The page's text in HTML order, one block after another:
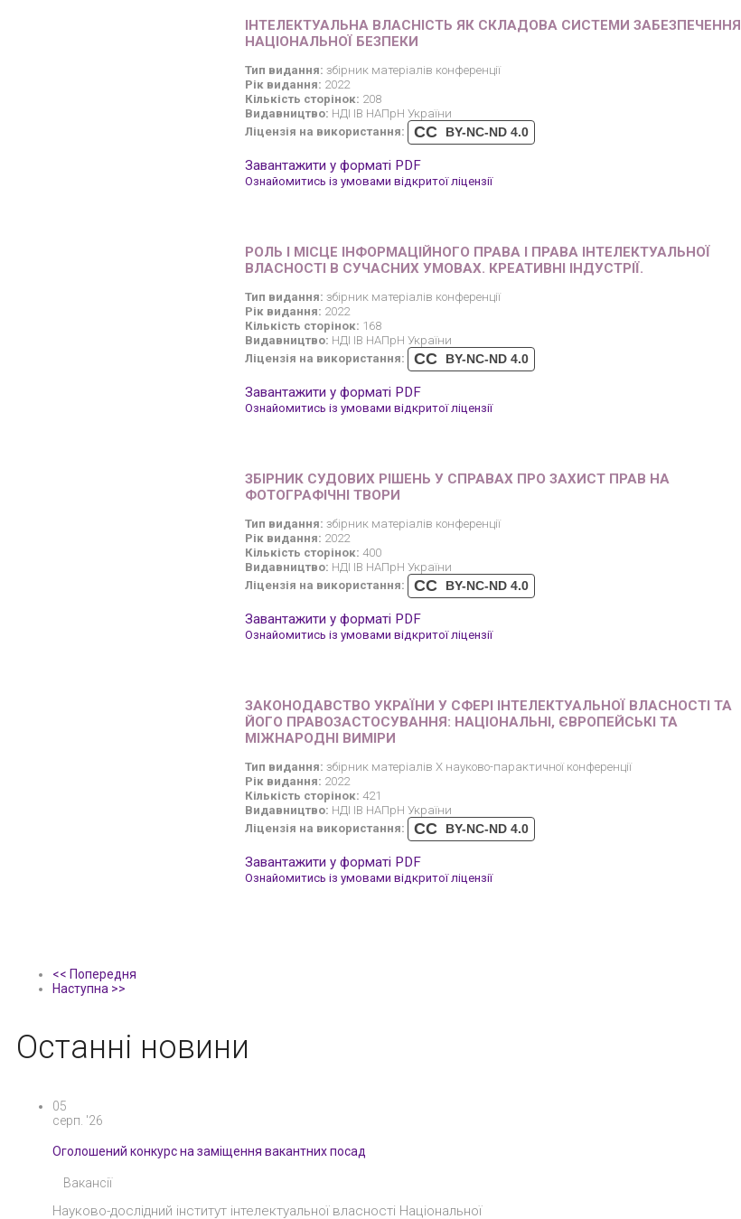
ІНТЕЛЕКТУАЛЬНА ВЛАСНІСТЬ ЯК СКЛАДОВА СИСТЕМИ ЗАБЕЗПЕЧЕННЯ
НАЦІОНАЛЬНОЇ БЕЗПЕКИ
Тип видання: збірник матеріалів конференції
Рік видання: 2022
Кількість сторінок: 208
Видавництво: НДІ ІВ НАПрН України
Ліцензія на використання:
CC BY-NC-ND 4.0
Завантажити у форматі PDF
Ознайомитись із умовами відкритої ліцензії
РОЛЬ І МІСЦЕ ІНФОРМАЦІЙНОГО ПРАВА І ПРАВА ІНТЕЛЕКТУАЛЬНОЇ
ВЛАСНОСТІ В СУЧАСНИХ УМОВАХ. КРЕАТИВНІ ІНДУСТРІЇ.
Тип видання: збірник матеріалів конференції
Рік видання: 2022
Кількість сторінок: 168
Видавництво: НДІ ІВ НАПрН України
Ліцензія на використання:
CC BY-NC-ND 4.0
Завантажити у форматі PDF
Ознайомитись із умовами відкритої ліцензії
ЗБІРНИК СУДОВИХ РІШЕНЬ У СПРАВАХ ПРО ЗАХИСТ ПРАВ НА
ФОТОГРАФІЧНІ ТВОРИ
Тип видання: збірник матеріалів конференції
Рік видання: 2022
Кількість сторінок: 400
Видавництво: НДІ ІВ НАПрН України
Ліцензія на використання:
CC BY-NC-ND 4.0
Завантажити у форматі PDF
Ознайомитись із умовами відкритої ліцензії
ЗАКОНОДАВСТВО УКРАЇНИ У СФЕРІ ІНТЕЛЕКТУАЛЬНОЇ ВЛАСНОСТІ ТА
ЙОГО ПРАВОЗАСТОСУВАННЯ: НАЦІОНАЛЬНІ, ЄВРОПЕЙСЬКІ ТА
МІЖНАРОДНІ ВИМІРИ
Тип видання: збірник матеріалів X науково-парактичної конференції
Рік видання: 2022
Кількість сторінок: 421
Видавництво: НДІ ІВ НАПрН України
Ліцензія на використання:
CC BY-NC-ND 4.0
Завантажити у форматі PDF
Ознайомитись із умовами відкритої ліцензії
<< Попередня
Наступна >>
Останні новини
05
серп. '26
Оголошений конкурс на заміщення вакантних посад
Вакансії
Науково-дослідний інститут інтелектуальної власності Національної